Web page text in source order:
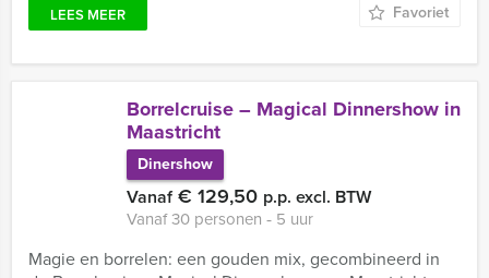
LEES MEER Favoriet
Borrelcruise – Magical Dinnershow in
Maastricht
Dinershow
Vanaf€ 129,50 p.p. excl. BTW
Vanaf 30 personen ‐ 5 uur
Magie en borrelen: een gouden mix, gecombineerd in